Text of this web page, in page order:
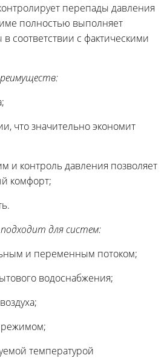
перепады давления
полностью выполняет
соответствии с фактическими
что значительно экономит
и контроль давления позволяет
комфорт;
для систем:
и переменным потоком;
водоснабжения;
режимом;
температурой